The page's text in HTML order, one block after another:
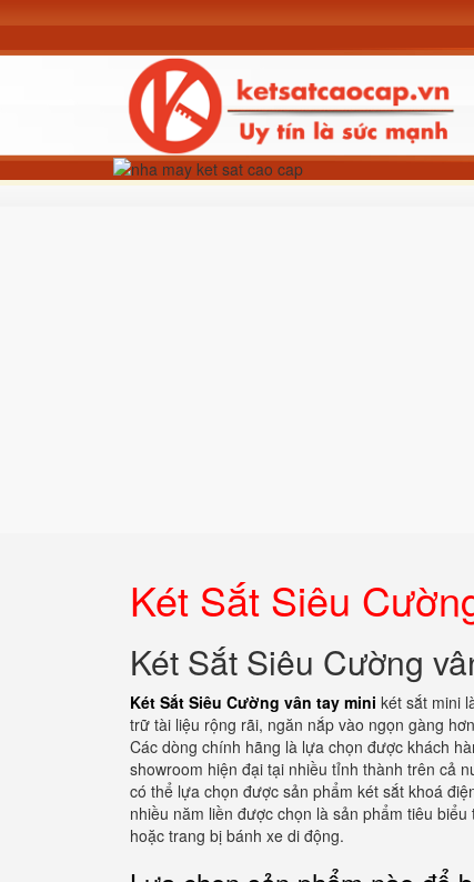
Két Sắt Siêu
Két Sắt Siêu Cường
Két Sắt Siêu Cường vân tay mini két sắt mini
trữ tài liệu rộng rãi, ngăn nắp vào ngọn gàng
Các dòng chính hãng là lựa chọn được khách
showroom hiện đại tại nhiều tỉnh thành trên cả
có thể lựa chọn được sản phẩm két sắt khoá
nhiều năm liền được chọn là sản phẩm tiêu
hoặc trang bị bánh xe di động.